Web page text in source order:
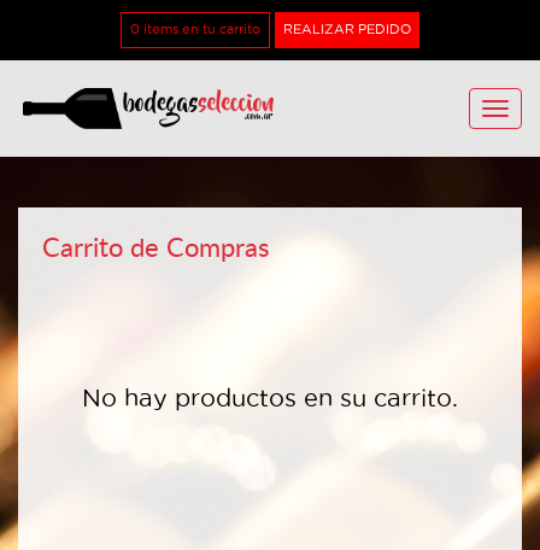
0 items en tu carrito REALIZAR PEDIDO
Toggle
Carrito de Compras
No hay productos en su carrito.